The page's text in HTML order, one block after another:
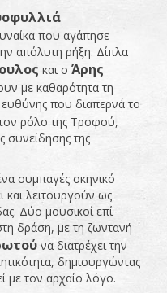
που αγάπησε
απόλυτη ρήξη. Δίπλα
και ο Άρης
με καθαρότητα τη
που διαπερνά το
ρόλο της Τροφού,
συνείδησης της
συμπαγές σκηνικό
λειτουργούν ως
Δύο μουσικοί επί
δράση, με τη ζωντανή
να διατρέχει την
δημιουργώντας
με τον αρχαίο λόγο.